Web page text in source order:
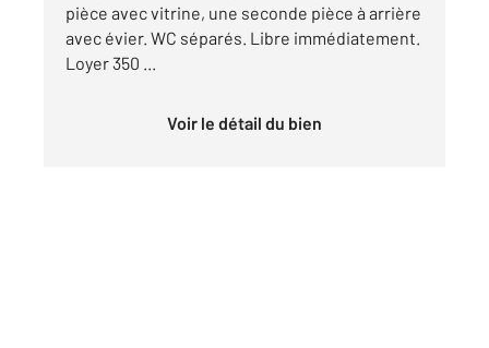
pièce avec vitrine, une seconde pièce à arrière
avec évier. WC séparés. Libre immédiatement.
Loyer 350 ...
Voir le détail du bien